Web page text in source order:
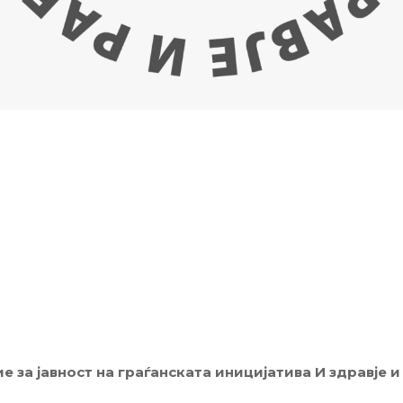
за јавност на граѓанската иницијатива И здравје